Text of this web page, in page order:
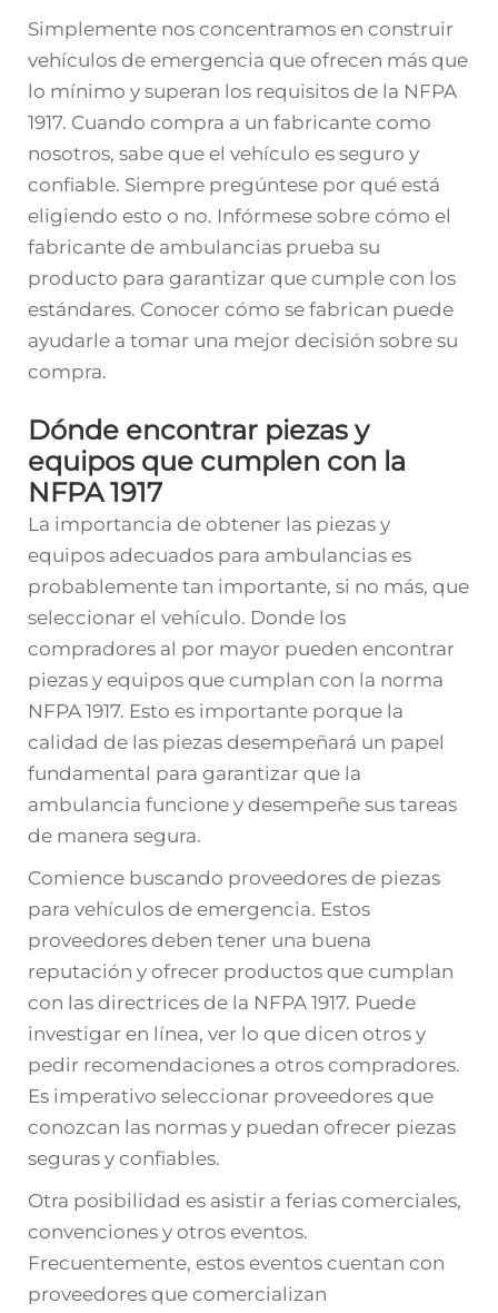
Simplemente nos concentramos en construir
vehículos de emergencia que ofrecen más que
lo mínimo y superan los requisitos de la NFPA
1917. Cuando compra a un fabricante como
nosotros, sabe que el vehículo es seguro y
confiable. Siempre pregúntese por qué está
eligiendo esto o no. Infórmese sobre cómo el
fabricante de ambulancias prueba su
producto para garantizar que cumple con los
estándares. Conocer cómo se fabrican puede
ayudarle a tomar una mejor decisión sobre su
compra.
Dónde encontrar piezas y
equipos que cumplen con la
NFPA 1917
La importancia de obtener las piezas y
equipos adecuados para ambulancias es
probablemente tan importante, si no más, que
seleccionar el vehículo. Donde los
compradores al por mayor pueden encontrar
piezas y equipos que cumplan con la norma
NFPA 1917. Esto es importante porque la
calidad de las piezas desempeñará un papel
fundamental para garantizar que la
ambulancia funcione y desempeñe sus tareas
de manera segura.
Comience buscando proveedores de piezas
para vehículos de emergencia. Estos
proveedores deben tener una buena
reputación y ofrecer productos que cumplan
con las directrices de la NFPA 1917. Puede
investigar en línea, ver lo que dicen otros y
pedir recomendaciones a otros compradores.
Es imperativo seleccionar proveedores que
conozcan las normas y puedan ofrecer piezas
seguras y confiables.
Otra posibilidad es asistir a ferias comerciales,
convenciones y otros eventos.
Frecuentemente, estos eventos cuentan con
proveedores que comercializan